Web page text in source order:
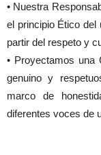
• Nuestra
el principio Ético
partir del respeto y
• Proyectamos una
genuino y
marco de
diferentes voces de